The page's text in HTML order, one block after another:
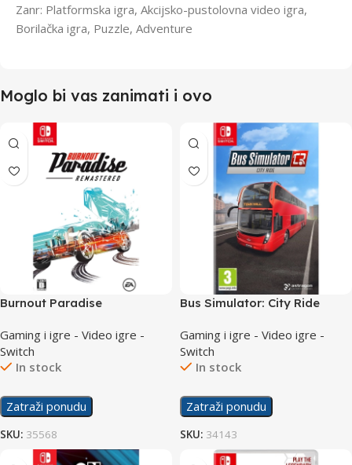
Zanr: Platformska igra, Akcijsko-pustolovna video igra,
Borilačka igra, Puzzle, Adventure
Moglo bi vas zanimati i ovo
Burnout Paradise
Gaming i igre - Video igre -
Switch
In stock
Zatraži ponudu
SKU: 35568
Bus Simulator: City Ride
Gaming i igre - Video igre -
Switch
In stock
Zatraži ponudu
SKU: 34143